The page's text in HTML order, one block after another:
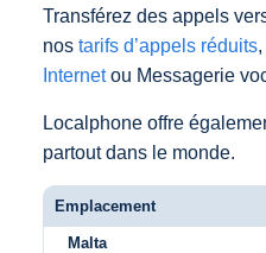
Transférez des appels
nos tarifs d’appels réduits
Internetou Messagerie
Localphone offre
partout dans le monde.
Emplacement
Malta